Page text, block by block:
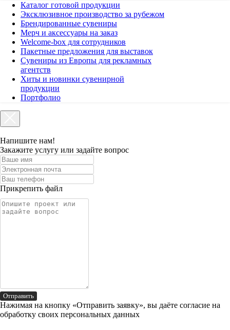
Каталог готовой продукции
Эксклюзивное производство за рубежом
Брендированные сувениры
Мерч и аксессуары на заказ
Welcome-box для сотрудников
Пакетные предложения для выставок
Сувениры из Европы для рекламных
агентств
Хиты и новинки сувенирной
продукции
Портфолио
Напишите нам!
Закажите услугу или задайте вопрос
Прикрепить файл
Отправить
Нажимая на кнопку «Отправить заявку», вы даёте согласие на
обработку своих персональных данных